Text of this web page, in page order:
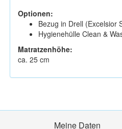
Optionen:
Bezug in Drell (Excelsior
Hygienehülle Clean &
Matratzenhöhe:
ca. 25 cm
Meine Daten